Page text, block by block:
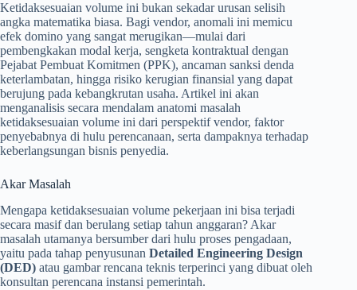
Ketidaksesuaian volume ini bukan sekadar urusan selisih
angka matematika biasa. Bagi vendor, anomali ini memicu
efek domino yang sangat merugikan—mulai dari
pembengkakan modal kerja, sengketa kontraktual dengan
Pejabat Pembuat Komitmen (PPK), ancaman sanksi denda
keterlambatan, hingga risiko kerugian finansial yang dapat
berujung pada kebangkrutan usaha. Artikel ini akan
menganalisis secara mendalam anatomi masalah
ketidaksesuaian volume ini dari perspektif vendor, faktor
penyebabnya di hulu perencanaan, serta dampaknya terhadap
keberlangsungan bisnis penyedia.
Akar Masalah
Mengapa ketidaksesuaian volume pekerjaan ini bisa terjadi
secara masif dan berulang setiap tahun anggaran? Akar
masalah utamanya bersumber dari hulu proses pengadaan,
yaitu pada tahap penyusunan Detailed Engineering Design
(DED) atau gambar rencana teknis terperinci yang dibuat oleh
konsultan perencana instansi pemerintah.